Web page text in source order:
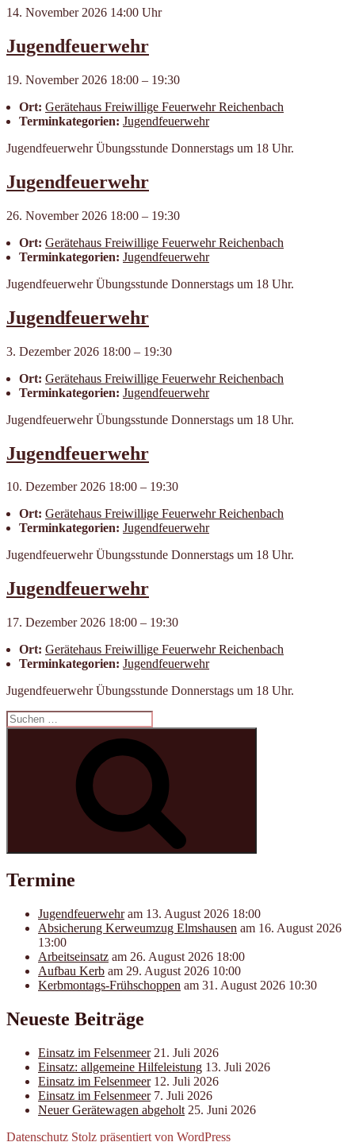
14. November 2026 14:00 Uhr
Jugendfeuerwehr
19. November 2026 18:00 – 19:30
Ort: Geräte­haus Frei­willige Feuer­wehr Reichen­bach
Terminkategorien: Jugendfeuerwehr
Jugendfeuerwehr Übungsstunde Donnerstags um 18 Uhr.
Jugendfeuerwehr
26. November 2026 18:00 – 19:30
Ort: Geräte­haus Frei­willige Feuer­wehr Reichen­bach
Terminkategorien: Jugendfeuerwehr
Jugendfeuerwehr Übungsstunde Donnerstags um 18 Uhr.
Jugendfeuerwehr
3. Dezember 2026 18:00 – 19:30
Ort: Geräte­haus Frei­willige Feuer­wehr Reichen­bach
Terminkategorien: Jugendfeuerwehr
Jugendfeuerwehr Übungsstunde Donnerstags um 18 Uhr.
Jugendfeuerwehr
10. Dezember 2026 18:00 – 19:30
Ort: Geräte­haus Frei­willige Feuer­wehr Reichen­bach
Terminkategorien: Jugendfeuerwehr
Jugendfeuerwehr Übungsstunde Donnerstags um 18 Uhr.
Jugendfeuerwehr
17. Dezember 2026 18:00 – 19:30
Ort: Geräte­haus Frei­willige Feuer­wehr Reichen­bach
Terminkategorien: Jugendfeuerwehr
Jugendfeuerwehr Übungsstunde Donnerstags um 18 Uhr.
Suchen
nach:
Termine
Jugendfeuerwehram 13. August 2026 18:00
Absicherung Kerweumzug Elmshausen am 16. August 2026
13:00
Arbeitseinsatz am 26. August 2026 18:00
Aufbau Kerb am 29. August 2026 10:00
Kerbmontags-Frühschoppen am 31. August 2026 10:30
Neueste Beiträge
Einsatz im Felsenmeer 21. Juli 2026
Einsatz: allgemeine Hilfeleistung 13. Juli 2026
Einsatz im Felsenmeer 12. Juli 2026
Einsatz im Felsenmeer 7. Juli 2026
Neuer Gerätewagen abgeholt 25. Juni 2026
Datenschutz Stolz präsentiert von WordPress